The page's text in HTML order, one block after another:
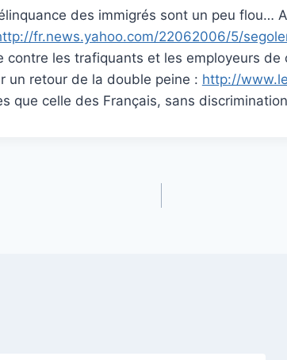
des immigrés sont un peu flou…
fr.news.yahoo.com/22062006/5/
les trafiquants et les employeurs de
un retour de la double peine : http://
que celle des Français, sans discrimination